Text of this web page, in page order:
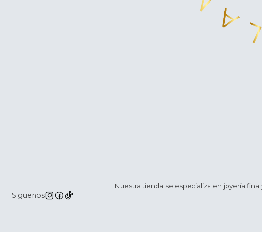
Nuestra tienda se especializa en joyería
Síguenos